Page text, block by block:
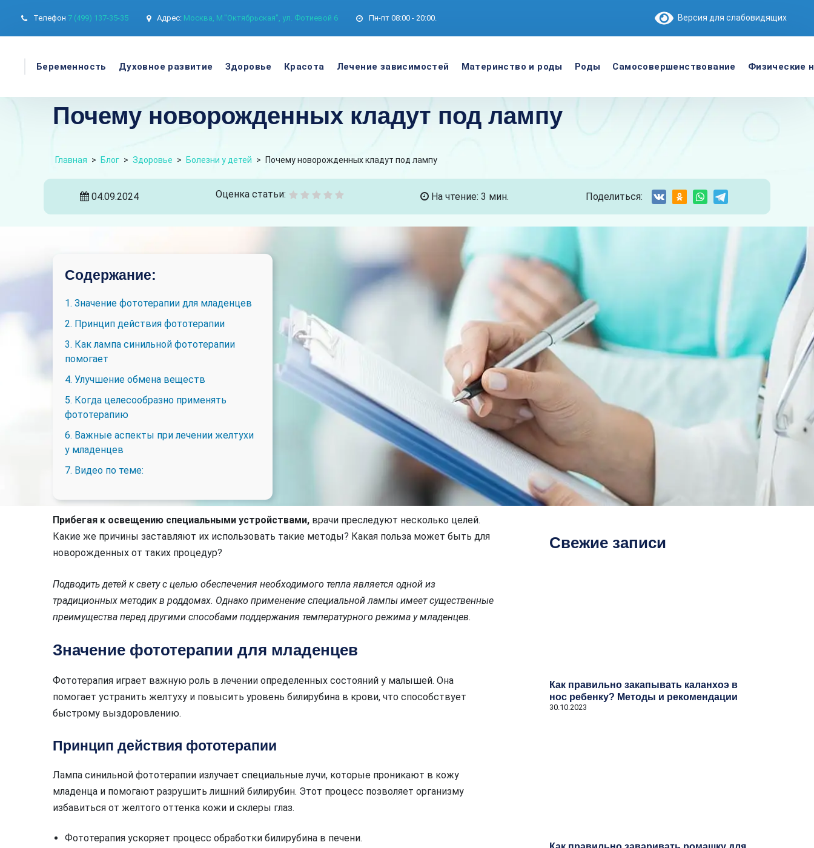
Телефон 7 (499) 137-35-35 Адрес: Москва, М."Октябрьская", ул. Фотиевой 6 Пн-пт 08:00 - 20:00. Версия для слабовидящих
Беременность Духовное развитие Здоровье Красота Лечение зависимостей Материнство и роды Роды Самосовершенствование Физические
Почему новорожденных кладут под лампу
Главная > Блог > Здоровье > Болезни у детей > Почему новорожденных кладут под лампу
04.09.2024 Оценка статьи: На чтение: 3 мин. Поделиться:
Содержание:
1. Значение фототерапии для младенцев
2. Принцип действия фототерапии
3. Как лампа синильной фототерапии
помогает
4. Улучшение обмена веществ
5. Когда целесообразно применять
фототерапию
6. Важные аспекты при лечении желтухи
у младенцев
7. Видео по теме:
Прибегая к освещению специальными устройствами, врачи преследуют несколько целей.
Какие же причины заставляют их использовать такие методы? Какая польза может быть для
новорожденных от таких процедур?
Подводить детей к свету с целью обеспечения необходимого тепла является одной из
традиционных методик в роддомах. Однако применение специальной лампы имеет существенные
преимущества перед другими способами поддержания температурного режима у младенцев.
Значение фототерапии для младенцев
Фототерапия играет важную роль в лечении определенных состояний у малышей. Она
помогает устранить желтуху и повысить уровень билирубина в крови, что способствует
быстрому выздоровлению.
Принцип действия фототерапии
Лампа синильной фототерапии излучает специальные лучи, которые проникают в кожу
младенца и помогают разрушить лишний билирубин. Этот процесс позволяет организму
избавиться от желтого оттенка кожи и склеры глаз.
Фототерапия ускоряет процесс обработки билирубина в печени.
Свежие записи
Как правильно закапывать каланхоэ в
нос ребенку? Методы и рекомендации
30.10.2023